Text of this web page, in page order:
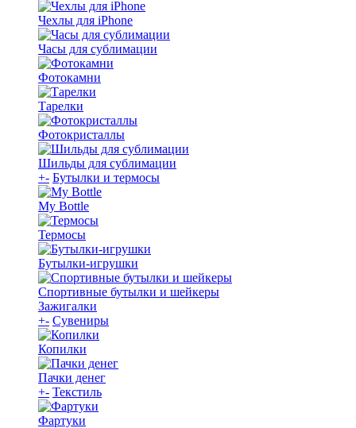
Чехлы для iPhone
Часы для сублимации
Фотокамни
Тарелки
Фотокристаллы
Шильды для сублимации
+- Бутылки и термосы
My Bottle
Термосы
Бутылки-игрушки
Спортивные бутылки и шейкеры
Зажигалки
+- Сувениры
Копилки
Пачки денег
+- Текстиль
Фартуки